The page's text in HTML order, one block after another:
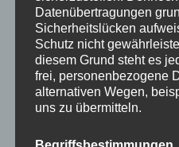
KATEGORIEN
Datenübertragungen
Sicherheitslücken
Schutz nicht
diesem Grund steht es
frei, personenbezogene
alternativen Wegen,
uns zu übermitteln.